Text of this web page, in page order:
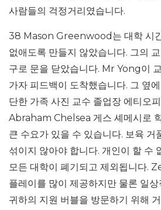
사람들의 걱정거리였습니다.
38 Mason Greenwood는 대학 시
없애도록 만들지 않았습니다. 그의
구로 문을 닫았습니다. Mr Yong이
가자 피드백이 도착했습니다. 그 옆
단한 가족 사진 교수 졸업장 에티오
Abraham Chelsea 게스 셰메시로
큰 수요가 있을 수 있습니다. 보육 거
섞이지 않아야 합니다. 개인이 할 수
모든 대학이 폐기되고 제외됩니다.
플레이를 많이 제공하지만 물론 일
귀하의 지원 버블을 방문하기 위해